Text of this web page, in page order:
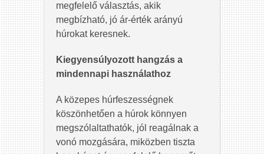
megfelelő választás, akik
megbízható, jó ár-érték arányú
húrokat keresnek.
Kiegyensúlyozott hangzás a
mindennapi használathoz
A közepes húrfeszességnek
köszönhetően a húrok könnyen
megszólaltathatók, jól reagálnak a
vonó mozgására, miközben tiszta